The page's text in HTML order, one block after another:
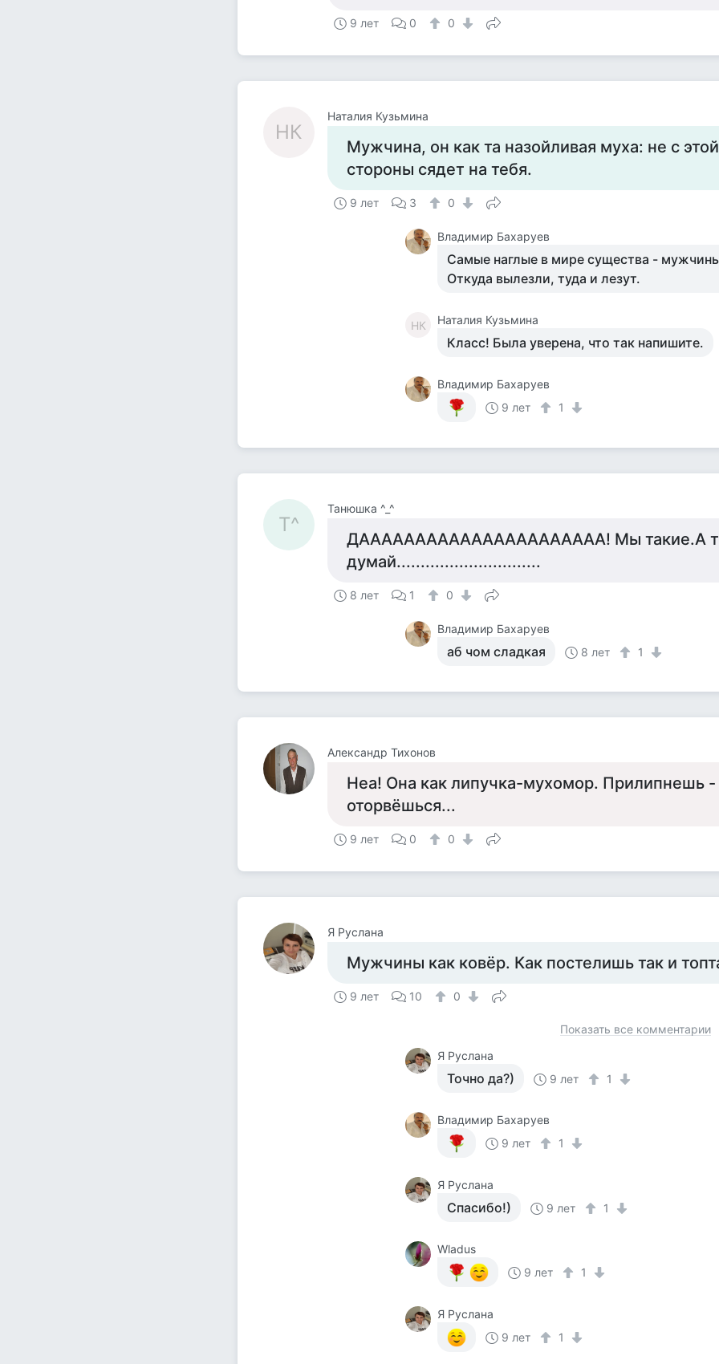
9 лет 0 0
НК
Наталия Кузьмина
Мужчина, он как та назойливая муха: не с
стороны сядет на тебя.
9 лет 3 0
Владимир Бахаруев
Самые наглые в мире существа -
Откуда вылезли, туда и лезут.
НК Наталия Кузьмина
Класс! Была уверена, что так напишите.
Владимир Бахаруев
9 лет
1
Т^
Танюшка ^_^
ДАААААААААААААААААААААА! Мы такие.А
думай..............................
8 лет 1 0
Владимир Бахаруев
аб чом сладкая 8 лет 1
Александр Тихонов
Неа! Она как липучка-мухомор. Прилипнешь -
оторвёшься...
9 лет 0 0
Я Руслана
Мужчины как ковёр. Как постелишь так и
9 лет 10 0
Показать все комментарии
Я Руслана
Точно да?) 9 лет 1
Владимир Бахаруев
9 лет
1
Я Руслана
Спасибо!) 9 лет 1
Wladus
9 лет
1
Я Руслана
9 лет
1